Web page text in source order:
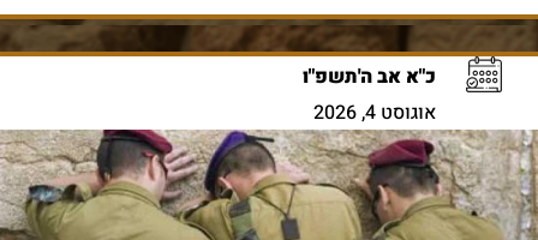
כ"א אב ה'תשפ"ו
אוגוסט 4, 2026